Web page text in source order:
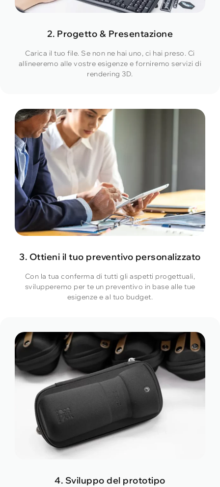
2. Progetto & Presentazione
Carica il tuo file. Se non ne hai uno, ci hai preso. Ci
allineeremo alle vostre esigenze e forniremo servizi di
rendering 3D.
3. Ottieni il tuo preventivo personalizzato
Con la tua conferma di tutti gli aspetti progettuali,
svilupperemo per te un preventivo in base alle tue
esigenze e al tuo budget.
4. Sviluppo del prototipo